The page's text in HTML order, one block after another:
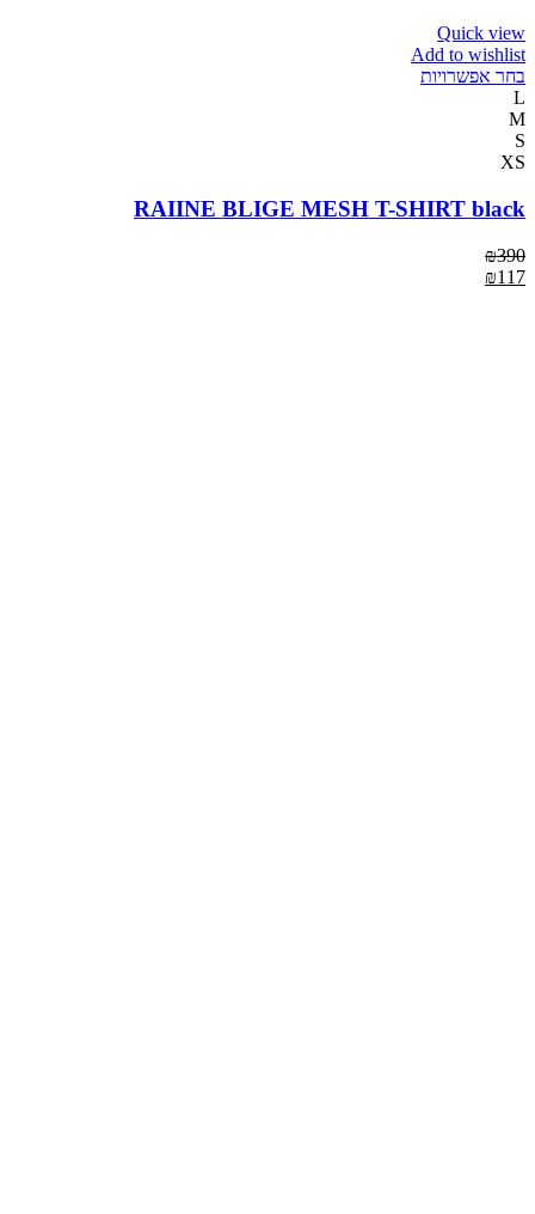
Quick view
Add to wishlist
בחר אפשרויות
L
M
S
XS
RAIINE BLIGE MESH T-SHIRT black
₪390
₪117